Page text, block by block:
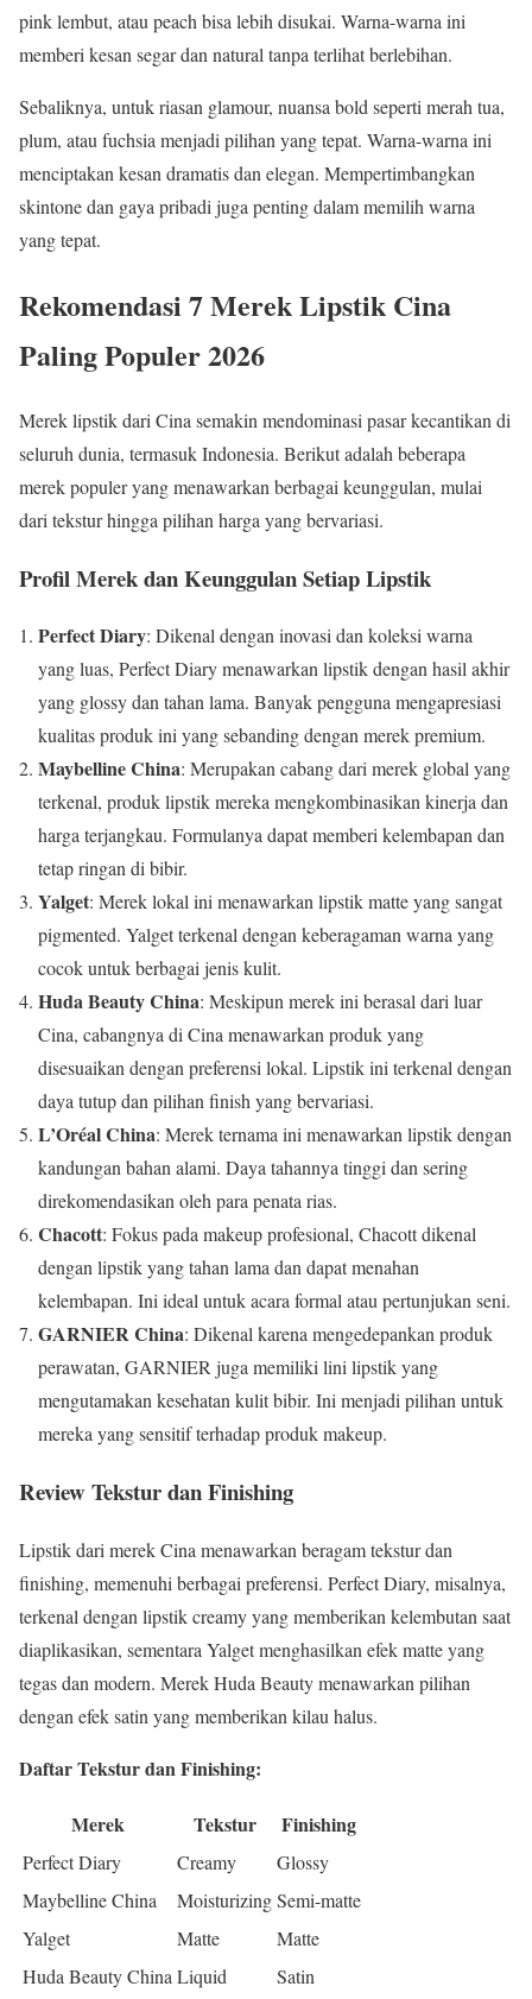
pink lembut, atau peach bisa lebih disukai. Warna-warna ini
memberi kesan segar dan natural tanpa terlihat berlebihan.
Sebaliknya, untuk riasan glamour, nuansa bold seperti merah tua,
plum, atau fuchsia menjadi pilihan yang tepat. Warna-warna ini
menciptakan kesan dramatis dan elegan. Mempertimbangkan
skintone dan gaya pribadi juga penting dalam memilih warna
yang tepat.
Rekomendasi 7 Merek Lipstik Cina
Paling Populer 2026
Merek lipstik dari Cina semakin mendominasi pasar kecantikan di
seluruh dunia, termasuk Indonesia. Berikut adalah beberapa
merek populer yang menawarkan berbagai keunggulan, mulai
dari tekstur hingga pilihan harga yang bervariasi.
Profil Merek dan Keunggulan Setiap Lipstik
Perfect Diary: Dikenal dengan inovasi dan koleksi warna
yang luas, Perfect Diary menawarkan lipstik dengan hasil akhir
yang glossy dan tahan lama. Banyak pengguna mengapresiasi
kualitas produk ini yang sebanding dengan merek premium.
Maybelline China: Merupakan cabang dari merek global yang
terkenal, produk lipstik mereka mengkombinasikan kinerja dan
harga terjangkau. Formulanya dapat memberi kelembapan dan
tetap ringan di bibir.
Yalget: Merek lokal ini menawarkan lipstik matte yang sangat
pigmented. Yalget terkenal dengan keberagaman warna yang
cocok untuk berbagai jenis kulit.
Huda Beauty China: Meskipun merek ini berasal dari luar
Cina, cabangnya di Cina menawarkan produk yang
disesuaikan dengan preferensi lokal. Lipstik ini terkenal dengan
daya tutup dan pilihan finish yang bervariasi.
L’Oréal China: Merek ternama ini menawarkan lipstik dengan
kandungan bahan alami. Daya tahannya tinggi dan sering
direkomendasikan oleh para penata rias.
Chacott: Fokus pada makeup profesional, Chacott dikenal
dengan lipstik yang tahan lama dan dapat menahan
kelembapan. Ini ideal untuk acara formal atau pertunjukan seni.
GARNIER China: Dikenal karena mengedepankan produk
perawatan, GARNIER juga memiliki lini lipstik yang
mengutamakan kesehatan kulit bibir. Ini menjadi pilihan untuk
mereka yang sensitif terhadap produk makeup.
Review Tekstur dan Finishing
Lipstik dari merek Cina menawarkan beragam tekstur dan
finishing, memenuhi berbagai preferensi. Perfect Diary, misalnya,
terkenal dengan lipstik creamy yang memberikan kelembutan saat
diaplikasikan, sementara Yalget menghasilkan efek matte yang
tegas dan modern. Merek Huda Beauty menawarkan pilihan
dengan efek satin yang memberikan kilau halus.
Daftar Tekstur dan Finishing:
Merek Tekstur Finishing
Perfect Diary Creamy
Glossy
Maybelline China
MoisturizingSemi-matte
Yalget
Matte
Matte
Huda Beauty China Liquid
Satin